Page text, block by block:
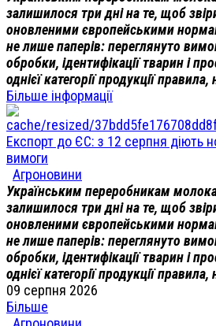
залишилося три дні на те, щоб
оновленими європейськими
не лише паперів: переглянуто
обробки, ідентифікації тварин і
однієї категорії продукції
Більше інформації
Експорт до ЄС: з 12 серпня діють
вимоги
Агроновини
Українським переробникам
залишилося три дні на те, щоб
оновленими європейськими
не лише паперів: переглянуто
обробки, ідентифікації тварин і
однієї категорії продукції
09 серпня 2026
Більше